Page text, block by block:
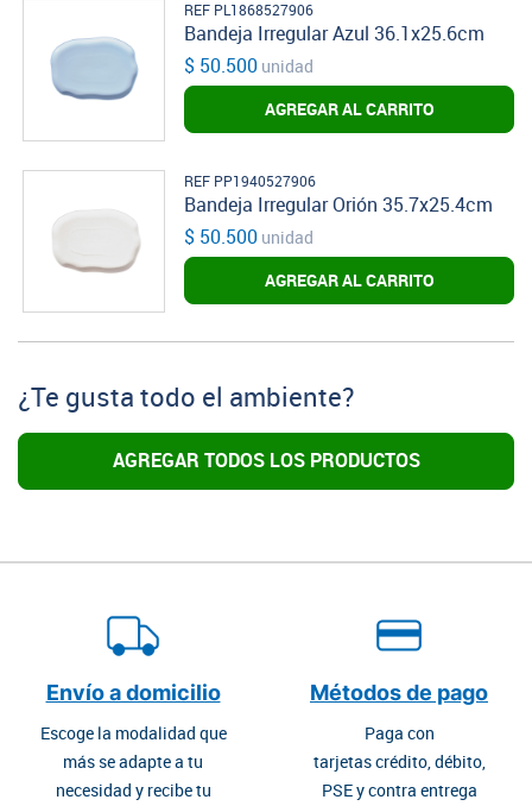
REF PL1868527906
Bandeja Irregular Azul 36.1x25.6cm
$ 50.500 unidad
AGREGAR AL CARRITO
REF PP1940527906
Bandeja Irregular Orión 35.7x25.4cm
$ 50.500 unidad
AGREGAR AL CARRITO
¿Te gusta todo el ambiente?
AGREGAR TODOS LOS PRODUCTOS
Envío a domicilio
Escoge la modalidad que
más se adapte a tu
necesidad y recibe tu
Métodos de pago
Paga con
tarjetas crédito, débito,
PSE y contra entrega